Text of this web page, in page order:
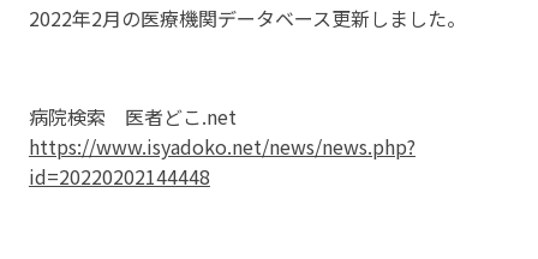
2022年2月の医療機関データベース更新しました。
病院検索 医者どこ.net
https://www.isyadoko.net/news/news.php?
id=20220202144448